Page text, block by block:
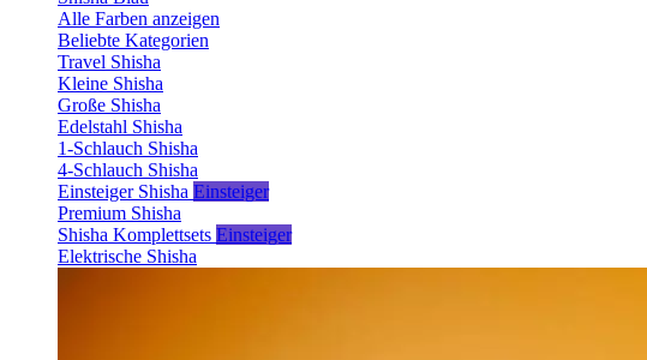
Alle Farben anzeigen
Beliebte Kategorien
Travel Shisha
Kleine Shisha
Große Shisha
Edelstahl Shisha
1-Schlauch Shisha
4-Schlauch Shisha
Einsteiger Shisha Einsteiger
Premium Shisha
Shisha Komplettsets Einsteiger
Elektrische Shisha